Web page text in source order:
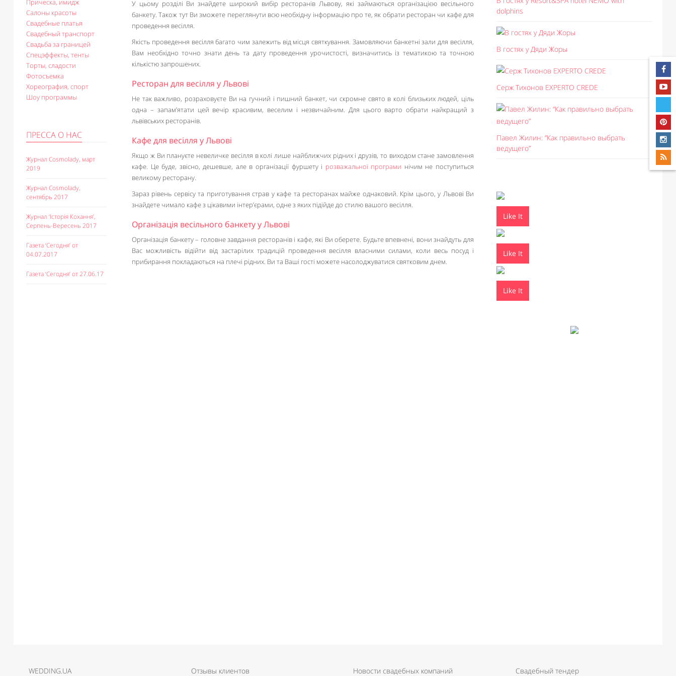
Прическа, имидж
Салоны красоты
Свадебные платья
Свадебный транспорт
Свадьба за границей
Спецэффекты, тенты
Торты, сладости
Фотосъемка
Хореография, спорт
Шоу программы
ПРЕССА О НАС
Журнал Cosmolady, март
2019
Журнал Cosmolady,
сентябрь 2017
Журнал ‘Історія Кохання’,
Серпень-Вересень 2017
Газета ‘Сегодня’ от
04.07.2017
Газета ‘Сегодня’ от 27.06.17
У цьому розділі Ви знайдете широкий вибір ресторанів Львову, які займаються організацією весільного
банкету. Також тут Ви зможете переглянути всю необхідну інформацію про те, як обрати ресторан чи кафе для
проведення весілля.
Якість проведення весілля багато чим залежить від місця святкування. Замовляючи банкетні зали для весілля,
Вам необхідно точно знати день та дату проведення урочистості, визначитись із тематикою та точною
кількістю запрошених.
Ресторан для весілля у Львові
Не так важливо, розраховуєте Ви на гучний і пишний банкет, чи скромне свято в колі близьких людей, ціль
одна – запам’ятати цей вечір красивим, веселим і незвичайним. Для цього варто обрати найкращий з
львівських ресторанів.
Кафе для весілля у Львові
Якщо ж Ви плануєте невеличке весілля в колі лише найближчих рідних і друзів, то виходом стане замовлення
кафе. Це буде, звісно, дешевше, але в організації фуршету і розважальної програми нічим не поступиться
великому ресторану.
Зараз рівень сервісу та приготування страв у кафе та ресторанах майже однаковий. Крім цього, у Львові Ви
знайдете чимало кафе з цікавими інтер’єрами, одне з яких підійде до стилю вашого весілля.
Організація весільного банкету у Львові
Організація банкету – головне завдання ресторанів і кафе, які Ви оберете. Будьте впевнені, вони знайдуть для
Вас можливість відійти від застарілих традицій проведення весілля власними силами, коли весь посуд і
прибирання покладаються на плечі рідних. Ви та Ваші гості можете насолоджуватися святковим днем.
dolphins
В гостях у Дяди Жоры
Серж Тихонов EXPERTO CREDE
Павел Жилин: “Как правильно выбрать
ведущего”
Like It
Like It
Like It
WEDDING.UA Отзывы клиентов Новости свадебных компаний Свадебный тендер